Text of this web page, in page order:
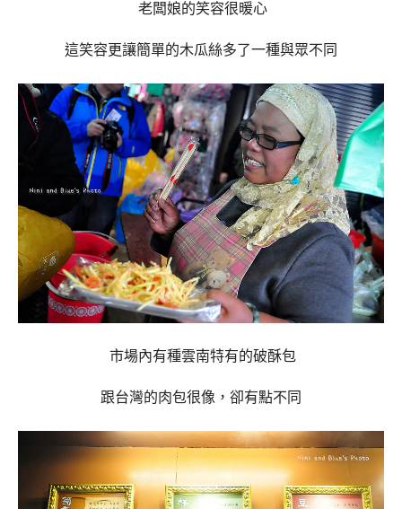
老闆娘的笑容很暖心
這笑容更讓簡單的木瓜絲多了一種與眾不同
市場內有種雲南特有的破酥包
跟台灣的肉包很像，卻有點不同